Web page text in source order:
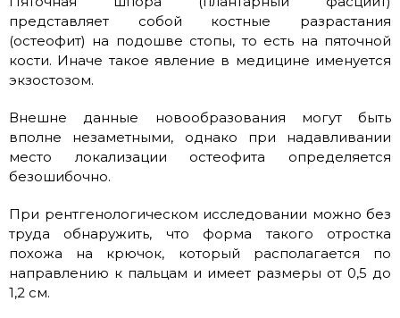
представляет собой костные разрастания
(остеофит) на подошве стопы, то есть на пяточной
кости. Иначе такое явление в медицине именуется
экзостозом.
Внешне данные новообразования могут быть
вполне незаметными, однако при надавливании
место локализации остеофита определяется
безошибочно.
При рентгенологическом исследовании можно без
труда обнаружить, что форма такого отростка
похожа на крючок, который располагается по
направлению к пальцам и имеет размеры от 0,5 до
1,2 см.